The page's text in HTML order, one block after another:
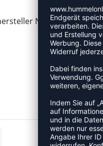
Newline.